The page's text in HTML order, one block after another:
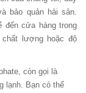
bảo quản hải sản.
đến cửa hàng trong
lượng hoặc độ
còn gọi là
lạnh. Bạn có thể